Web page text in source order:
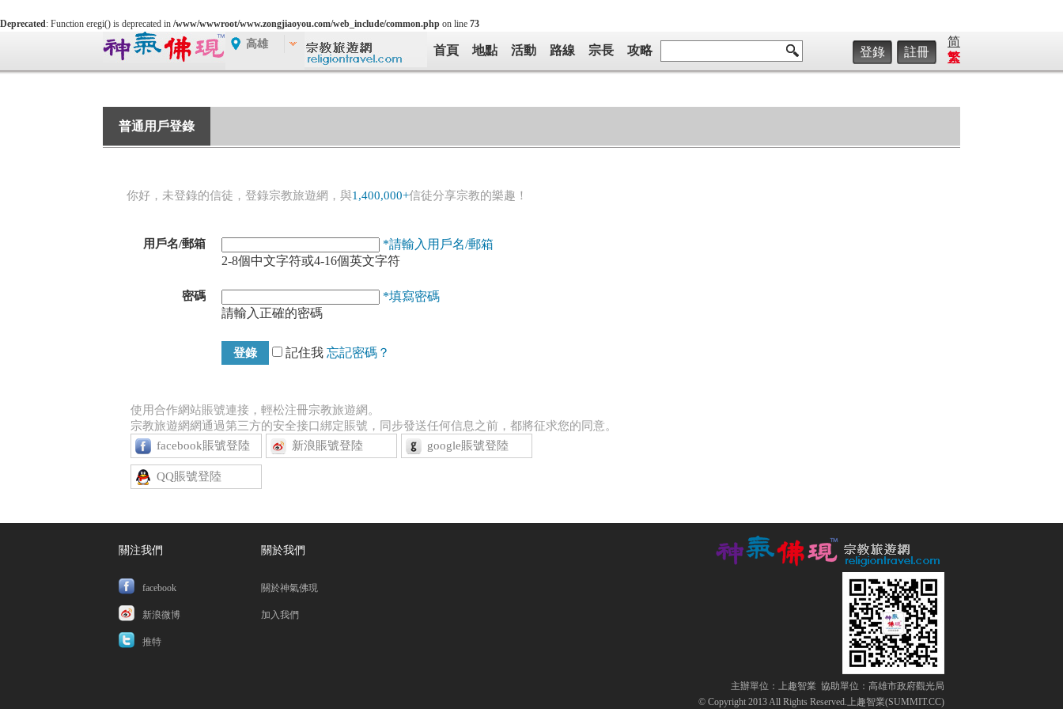
Deprecated: Function eregi() is deprecated in /www/wwwroot/www.zongjiaoyou.com/web_include/common.php on line 73
高雄 首頁 地點 活動 路線 宗長 攻略
简
繁
登錄 註冊
普通用戶登錄
你好，未登錄的信徒，登錄宗教旅遊網，與1,400,000+信徒分享宗教的樂趣！
用戶名/郵箱
*請輸入用戶名/郵箱
2-8個中文字符或4-16個英文字符
密碼
*填寫密碼
請輸入正確的密碼
記住我 忘記密碼？
使用合作網站賬號連接，輕松注冊宗教旅遊網。
宗教旅遊網網通過第三方的安全接口綁定賬號，同步發送任何信息之前，都將征求您的同意。
facebook賬號登陸
新浪賬號登陸 google賬號登陸
QQ賬號登陸
關注我們
facebook
新浪微博
推特
關於我們
關於神氣佛現
加入我們
主辦單位： 上趣智業 協助單位： 高雄市政府觀光局
© Copyright 2013 All Rights Reserved.上趣智業(SUMMIT.CC)